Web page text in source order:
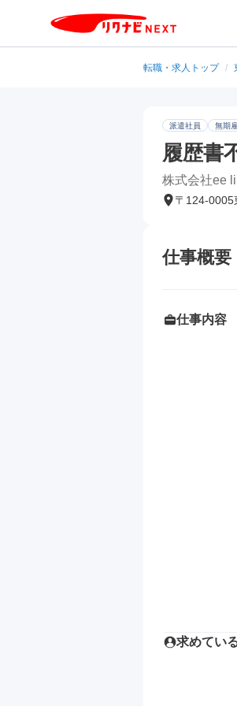
転職・求人トップ /
派遣社員 無期
履歴書
株式会社ee
〒124-0005
仕事概要
仕事内容
求めてい